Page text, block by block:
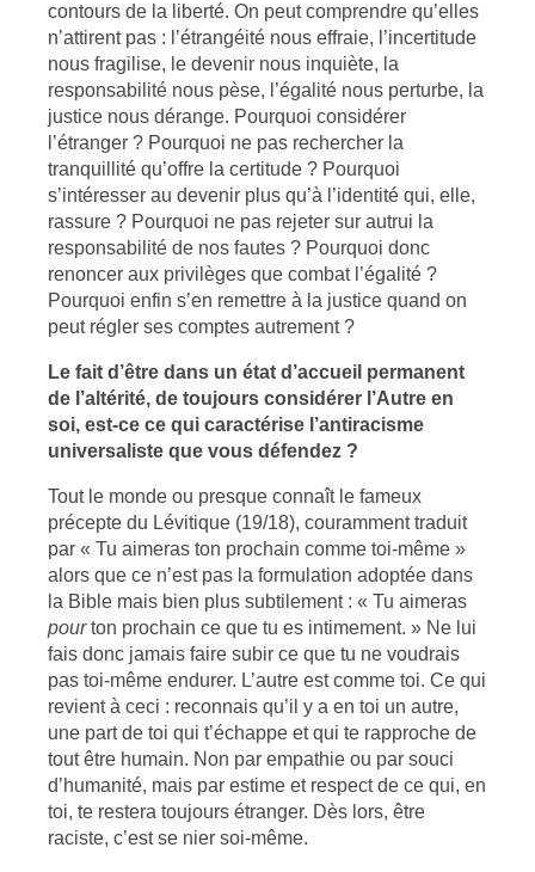
contours de la liberté. On peut comprendre qu’elles
n’attirent pas : l’étrangéité nous effraie, l’incertitude
nous fragilise, le devenir nous inquiète, la
responsabilité nous pèse, l’égalité nous perturbe, la
justice nous dérange. Pourquoi considérer
l’étranger ? Pourquoi ne pas rechercher la
tranquillité qu’offre la certitude ? Pourquoi
s’intéresser au devenir plus qu’à l’identité qui, elle,
rassure ? Pourquoi ne pas rejeter sur autrui la
responsabilité de nos fautes ? Pourquoi donc
renoncer aux privilèges que combat l’égalité ?
Pourquoi enfin s’en remettre à la justice quand on
peut régler ses comptes autrement ?
Le fait d’être dans un état d’accueil permanent
de l’altérité, de toujours considérer l’Autre en
soi, est-ce ce qui caractérise l’antiracisme
universaliste que vous défendez ?
Tout le monde ou presque connaît le fameux
précepte du Lévitique (19/18), couramment traduit
par « Tu aimeras ton prochain comme toi-même »
alors que ce n’est pas la formulation adoptée dans
la Bible mais bien plus subtilement : « Tu aimeras
pourton prochain ce que tu es intimement. » Ne lui
fais donc jamais faire subir ce que tu ne voudrais
pas toi-même endurer. L’autre est comme toi. Ce qui
revient à ceci : reconnais qu’il y a en toi un autre,
une part de toi qui t’échappe et qui te rapproche de
tout être humain. Non par empathie ou par souci
d’humanité, mais par estime et respect de ce qui, en
toi, te restera toujours étranger. Dès lors, être
raciste, c’est se nier soi-même.